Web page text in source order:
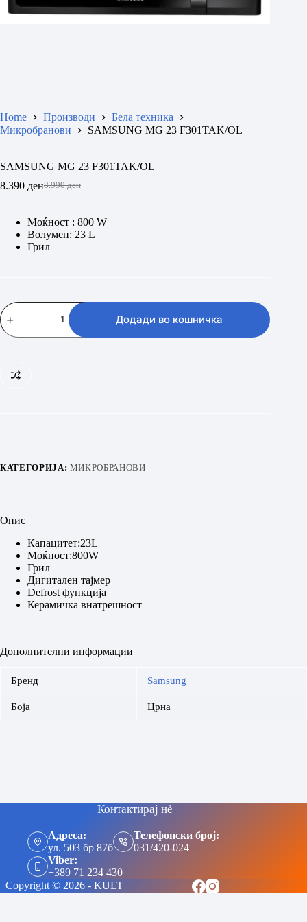
Home Производи
Бела техника
Микробранови
SAMSUNG MG 23 F301TAK/ОL
SAMSUNG MG 23 F301TAK/ОL
8.990ден
Original
was:
8.990 ден.
8.390 денCurrent
is:
8.390 ден.
Моќност : 800 W
Волумен: 23 L
Грил
SAMSUNG
MG
23
Додади во кошничка
КАТЕГОРИЈА: МИКРОБРАНОВИ
Опис
Кaпацитет:23L
Моќност:800W
Грил
Дигитален тајмер
Defrost функција
Керамичка внатрешност
Дополнителни информации
Бренд Samsung
Боја Црна
Контактирај нè
Адреса:
ул. 503 бр 87б
Телефонски број:
031/420-024
Viber:
+389 71 234 430
Copyright © 2026 - KULT